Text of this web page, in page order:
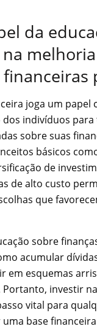
da
joga um papel
indivíduos
sobre suas
básicos
de
de alto custo
que
sobre
acumular
em esquemas
Portanto, investir
vital para
base